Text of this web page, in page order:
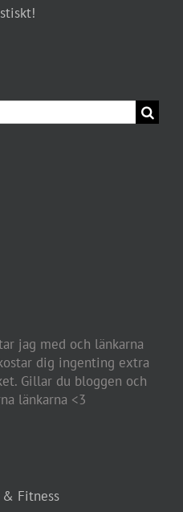
jag med och länkarna
dig ingenting extra
Gillar du bloggen och
länkarna <3